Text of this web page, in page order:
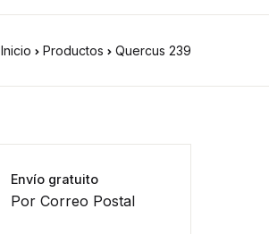
Inicio Productos Quercus 239
Envío gratuito
Por Correo Postal